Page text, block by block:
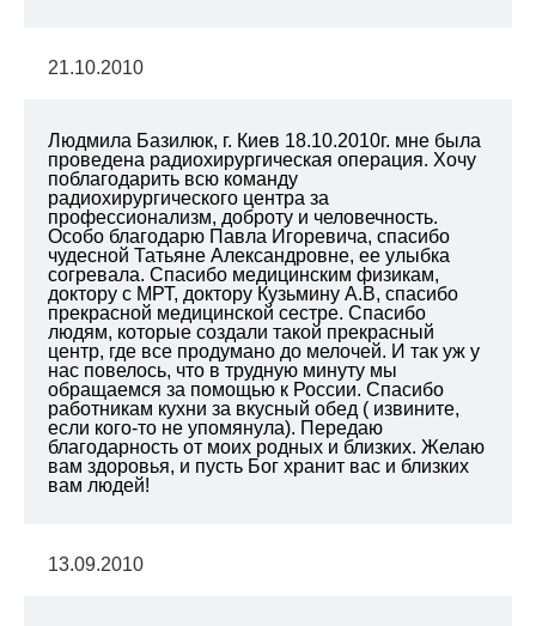
21.10.2010
Людмила Базилюк, г. Киев 18.10.2010г. мне была
проведена радиохирургическая операция. Хочу
поблагодарить всю команду
радиохирургического центра за
профессионализм, доброту и человечность.
Особо благодарю Павла Игоревича, спасибо
чудесной Татьяне Александровне, ее улыбка
согревала. Спасибо медицинским физикам,
доктору с МРТ, доктору Кузьмину А.В, спасибо
прекрасной медицинской сестре. Спасибо
людям, которые создали такой прекрасный
центр, где все продумано до мелочей. И так уж у
нас повелось, что в трудную минуту мы
обращаемся за помощью к России. Спасибо
работникам кухни за вкусный обед ( извините,
если кого-то не упомянула). Передаю
благодарность от моих родных и близких. Желаю
вам здоровья, и пусть Бог хранит вас и близких
вам людей!
13.09.2010